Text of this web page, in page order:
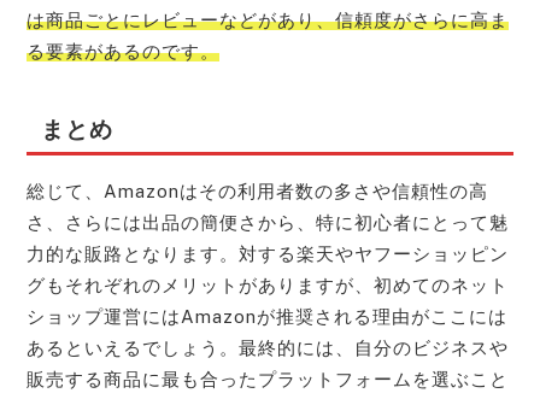
は商品ごとにレビューなどがあり、信頼度がさらに高ま
る要素があるのです。
まとめ
総じて、Amazonはその利用者数の多さや信頼性の高
さ、さらには出品の簡便さから、特に初心者にとって魅
力的な販路となります。対する楽天やヤフーショッピン
グもそれぞれのメリットがありますが、初めてのネット
ショップ運営にはAmazonが推奨される理由がここには
あるといえるでしょう。最終的には、自分のビジネスや
販売する商品に最も合ったプラットフォームを選ぶこと